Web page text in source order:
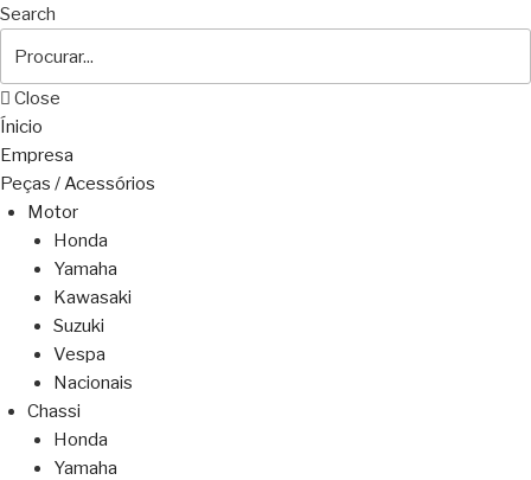
Search
Close
Ínicio
Empresa
Peças / Acessórios
Motor
Honda
Yamaha
Kawasaki
Suzuki
Vespa
Nacionais
Chassi
Honda
Yamaha